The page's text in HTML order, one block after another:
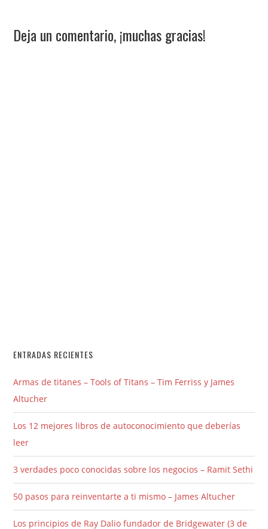
Deja un comentario, ¡muchas gracias!
ENTRADAS RECIENTES
Armas de titanes – Tools of Titans – Tim Ferriss y James
Altucher
Los 12 mejores libros de autoconocimiento que deberías
leer
3 verdades poco conocidas sobre los negocios – Ramit Sethi
50 pasos para reinventarte a ti mismo – James Altucher
Los principios de Ray Dalio fundador de Bridgewater (3 de